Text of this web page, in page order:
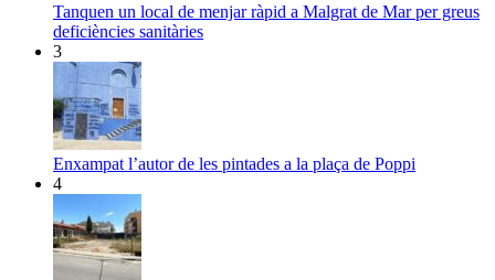
Tanquen un local de menjar ràpid a Malgrat de Mar per greus
deficiències sanitàries
3
Enxampat l’autor de les pintades a la plaça de Poppi
4